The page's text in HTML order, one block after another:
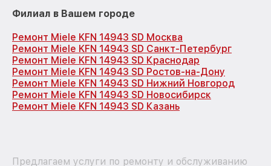
Филиал в Вашем городе
Ремонт Miele KFN 14943 SD Москва
Ремонт Miele KFN 14943 SD Санкт-Петербург
Ремонт Miele KFN 14943 SD Краснодар
Ремонт Miele KFN 14943 SD Ростов-на-Дону
Ремонт Miele KFN 14943 SD Нижний Новгород
Ремонт Miele KFN 14943 SD Новосибирск
Ремонт Miele KFN 14943 SD Казань
Предлагаем услуги по ремонту и обслуживанию